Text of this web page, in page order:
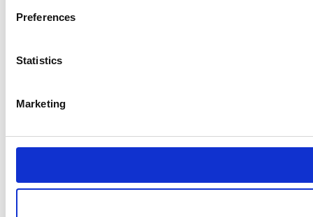
Preferences
Statistics
Marketing